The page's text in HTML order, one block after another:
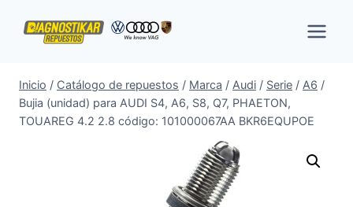
Inicio / Catálogo de repuestos / Marca / Audi / Serie / A6 /
Bujia (unidad) para AUDI S4, A6, S8, Q7, PHAETON,
TOUAREG 4.2 2.8 código: 101000067AA BKR6EQUPOE